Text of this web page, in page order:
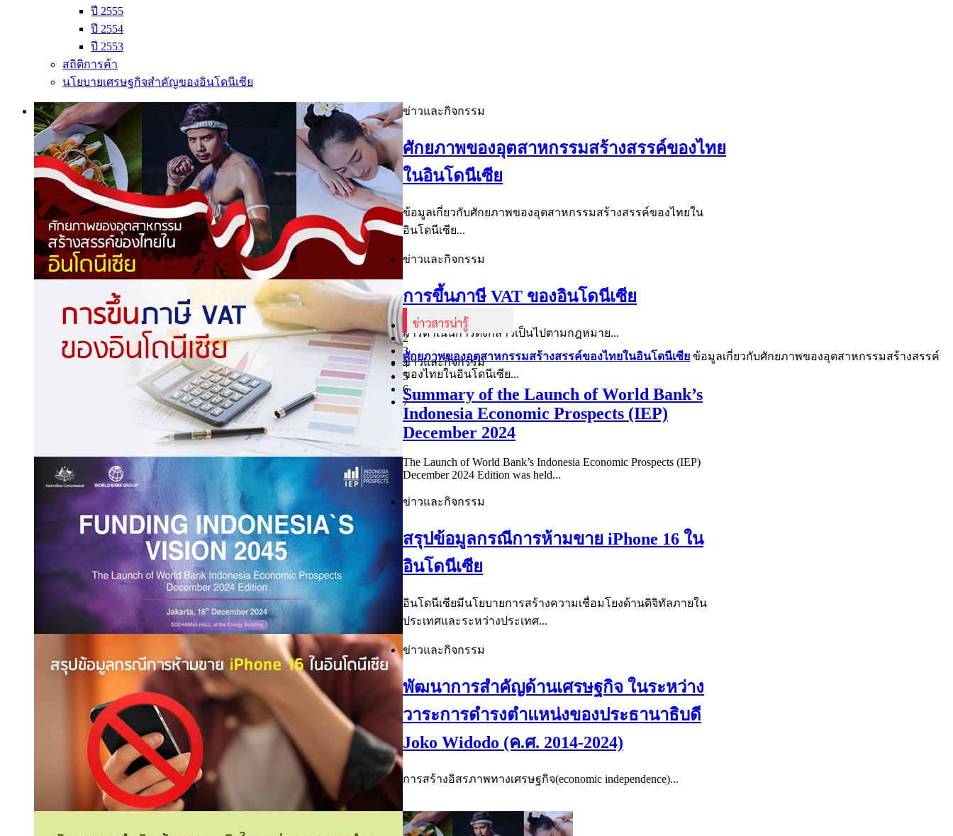
ปี 2555
ปี 2554
ปี 2553
สถิติการค้า
นโยบายเศรษฐกิจสำคัญของอินโดนีเซีย
ข่าวและกิจกรรม
ศักยภาพของอุตสาหกรรมสร้างสรรค์ของไทย
ในอินโดนีเซีย
ข้อมูลเกี่ยวกับศักยภาพของอุตสาหกรรมสร้างสรรค์ของไทยใน
อินโดนีเซีย...
ข่าวและกิจกรรม
การขึ้นภาษี VAT ของอินโดนีเซีย
การดำเนินการดังกล่าวเป็นไปตามกฎหมาย...
ข่าวและกิจกรรม
Summary of the Launch of World Bank’s
Indonesia Economic Prospects (IEP)
December 2024
The Launch of World Bank’s Indonesia Economic Prospects (IEP)
December 2024 Edition was held...
ข่าวและกิจกรรม
สรุปข้อมูลกรณีการห้ามขาย iPhone 16 ใน
อินโดนีเซีย
อินโดนีเซียมีนโยบายการสร้างความเชื่อมโยงด้านดิจิทัลภายใน
ประเทศและระหว่างประเทศ...
ข่าวและกิจกรรม
พัฒนาการสำคัญด้านเศรษฐกิจ ในระหว่าง
วาระการดำรงตำแหน่งของประธานาธิบดี
Joko Widodo (ค.ศ. 2014-2024)
การสร้างอิสรภาพทางเศรษฐกิจ(economic independence)...
2
3
4
5
6
7
ศักยภาพของอุตสาหกรรมสร้างสรรค์ของไทยในอินโดนีเซีย ข้อมูลเกี่ยวกับศักยภาพของอุตสาหกรรมสร้างสรรค์
ของไทยในอินโดนีเซีย...